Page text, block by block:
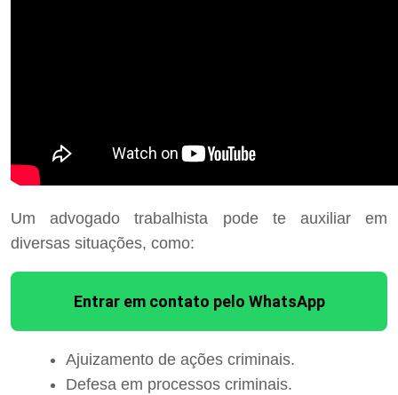
Um advogado trabalhista pode te auxiliar em
diversas situações, como:
Entrar em contato pelo WhatsApp
Ajuizamento de ações criminais.
Defesa em processos criminais.